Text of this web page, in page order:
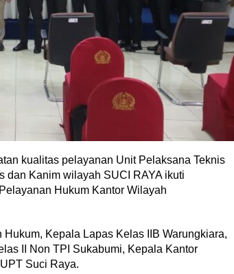
kualitas pelayanan Unit Pelaksana Teknis
dan Kanim wilayah SUCI RAYA ikuti
Hukum Kantor Wilayah
Kepala Lapas Kelas IIB Warungkiara,
II Non TPI Sukabumi, Kepala Kantor
Suci Raya.